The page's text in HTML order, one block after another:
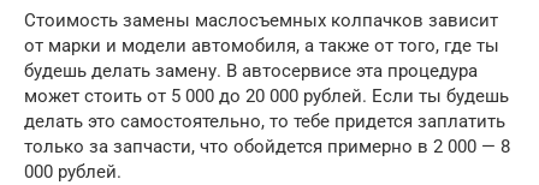
Стоимость замены маслосъемных колпачков зависит
от марки и модели автомобиля, а также от того, где ты
будешь делать замену. В автосервисе эта процедура
может стоить от 5 000 до 20 000 рублей. Если ты будешь
делать это самостоятельно, то тебе придется заплатить
только за запчасти, что обойдется примерно в 2 000 — 8
000 рублей.